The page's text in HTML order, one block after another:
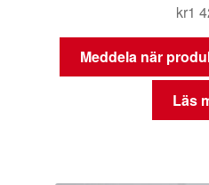
kr1
Meddela när
Läs